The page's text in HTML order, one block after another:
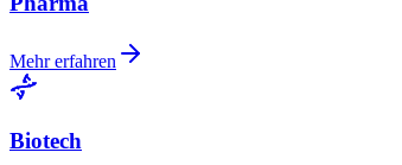
Mehr erfahren
Biotech